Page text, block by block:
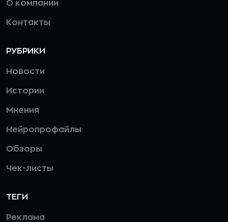
О компании
Контакты
РУБРИКИ
Новости
Истории
Мнения
Нейропрофайлы
Обзоры
Чек-листы
ТЕГИ
Реклама